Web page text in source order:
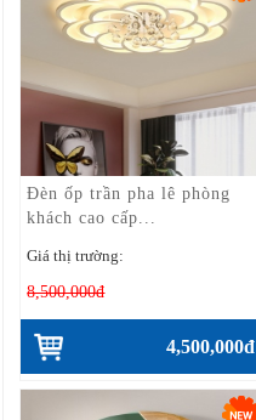
Đèn ốp trần pha lê phòng
khách cao cấp...
Giá thị trường:
8,500,000đ
4,500,000đ